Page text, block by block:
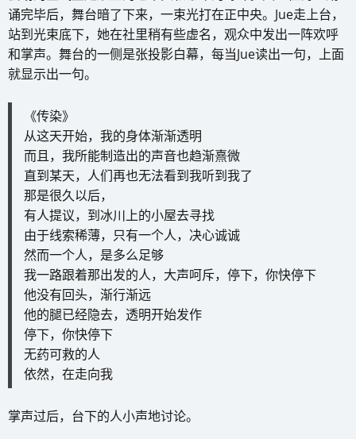
诵完毕后，舞台暗了下来，一束光打在正中央。Jue走上台，
站到光束底下，她在社里稍有些虚名，观众中发出一阵欢呼
和掌声。舞台的一侧是张投影白幕，每当Jue读出一句，上面
就显示出一句。
《传染》
从这天开始，我的身体渐渐透明
而且，我所能制造出的声音也趋渐熹微
直到某天，人们再也无法看到我听到我了
那是很久以后，
有人提议，到冰川上的小屋去寻找
由于线索稀薄，只有一个人，决心诚诚
然而一个人，是多么足够
我一路跟着那出发的人，大声呵斥，停下，你快停下
他没有回头，渐行渐远
他的腿已经隐去，透明开始发作
停下，你快停下
无药可救的人
依然，在走向我
掌声过后，台下的人小声地讨论。